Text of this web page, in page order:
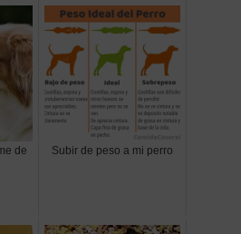
de
Subir de peso a mi perro